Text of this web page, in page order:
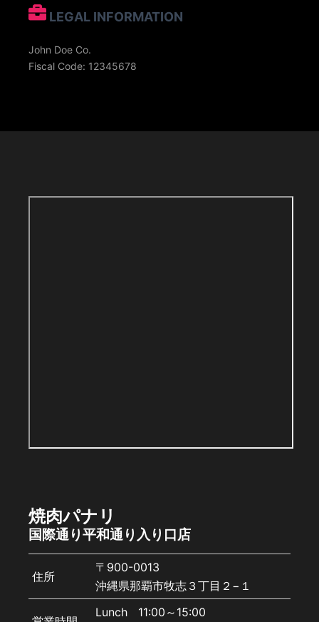
LEGAL INFORMATION
John Doe Co.
Fiscal Code: 12345678
焼肉パナリ
国際通り平和通り入り口店
住所
〒900-0013
沖縄県那覇市牧志３丁目２−１
Lunch 11:00～15:00